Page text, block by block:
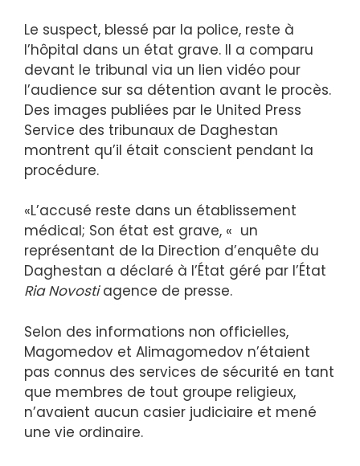
Le suspect, blessé par la police, reste à
l’hôpital dans un état grave. Il a comparu
devant le tribunal via un lien vidéo pour
l’audience sur sa détention avant le procès.
Des images publiées par le United Press
Service des tribunaux de Daghestan
montrent qu’il était conscient pendant la
procédure.
«L’accusé reste dans un établissement
médical; Son état est grave, « un
représentant de la Direction d’enquête du
Daghestan a déclaré à l’État géré par l’État
Ria Novostiagence de presse.
Selon des informations non officielles,
Magomedov et Alimagomedov n’étaient
pas connus des services de sécurité en tant
que membres de tout groupe religieux,
n’avaient aucun casier judiciaire et mené
une vie ordinaire.